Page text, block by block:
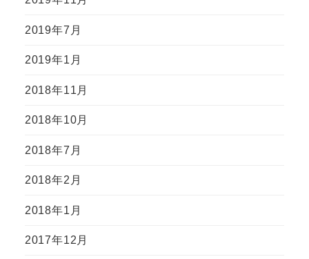
2019年7月
2019年1月
2018年11月
2018年10月
2018年7月
2018年2月
2018年1月
2017年12月